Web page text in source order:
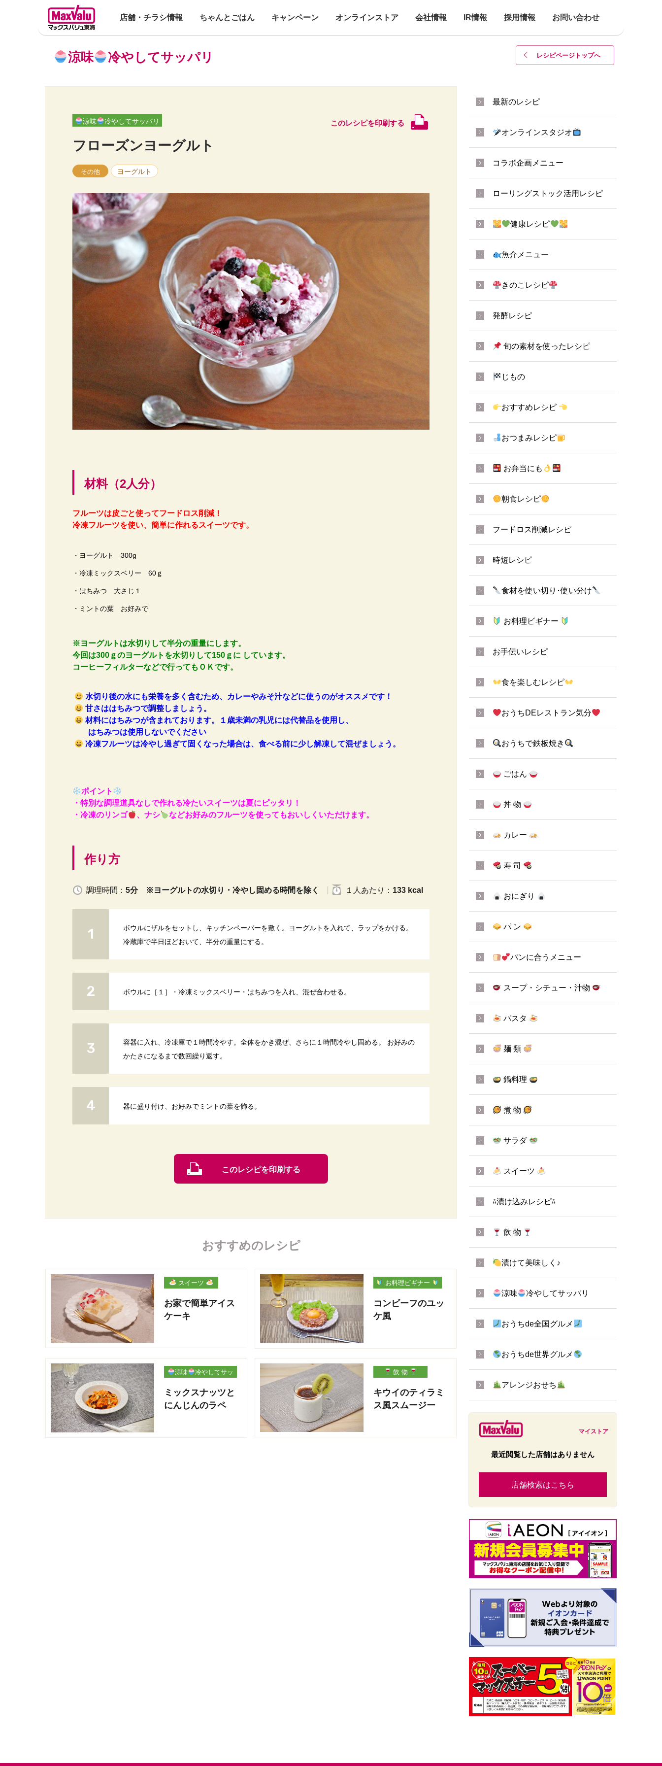
店舗・チラシ情報 ちゃんとごはん キャンペーン オンラインストア 会社情報 IR情報 採用情報 お問い合わせ
レシピページトップへ
涼味 冷やしてサッパリ
涼味 冷やしてサッパリ このレシピを印刷する
フローズンヨーグルト
その他 ヨーグルト
材料（2人分）
フルーツは皮ごと使ってフードロス削減！
冷凍フルーツを使い、簡単に作れるスイーツです。
・ヨーグルト 300g
・冷凍ミックスベリー 60ｇ
・はちみつ 大さじ１
・ミントの葉 お好みで
※ヨーグルトは水切りして半分の重量にします。
今回は300ｇのヨーグルトを水切りして150ｇに しています。
コーヒーフィルターなどで行ってもＯＫです。
水切り後の水にも栄養を多く含むため、カレーやみそ汁などに使うのがオススメです！
甘さははちみつで調整しましょう。
材料にはちみつが含まれております。１歳未満の乳児には代替品を使用し、
はちみつは使用しないでください
冷凍フルーツは冷やし過ぎて固くなった場合は、食べる前に少し解凍して混ぜましょう。
ポイント
・特別な調理道具なしで作れる冷たいスイーツは夏にピッタリ！
・冷凍のリンゴ
、ナシ などお好みのフルーツを使ってもおいしくいただけます。
作り方
調理時間： 5分 ※ヨーグルトの水切り・冷やし固める時間を除く １人 あたり ： 133 kcal
ボウルにザルをセットし、キッチンペーパーを敷く。ヨーグルトを入れて、ラップをかける。
冷蔵庫で半日ほどおいて、半分の重量にする。
ボウルに［１］・冷凍ミックスベリー・はちみつを入れ、混ぜ合わせる。
容器に入れ、冷凍庫で１時間冷やす。全体をかき混ぜ、さらに１時間冷やし固める。 お好みの
かたさになるまで数回繰り返す。
器に盛り付け、お好みでミントの葉を飾る。
このレシピを印刷する
おすすめのレシピ
スイーツ
お家で簡単アイス
ケーキ
お料理ビギナー
コンビーフのユッ
ケ風
涼味
冷やしてサッ
ミックスナッツと
にんじんのラペ
飲 物
キウイのティラミ
ス風スムージー
最新のレシピ
オンラインスタジオ
コラボ企画メニュー
ローリングストック活用レシピ
健康レシピ
魚介メニュー
きのこレシピ
発酵レシピ
旬の素材を使ったレシピ
じもの
おすすめレシピ
おつまみレシピ
お弁当にも
朝食レシピ
フードロス削減レシピ
時短レシピ
食材を使い切り･使い分け
お料理ビギナー
お手伝いレシピ
食を楽しむレシピ
おうちDEレストラン気分
おうちで鉄板焼き
ごはん
丼 物
カレー
寿 司
おにぎり
パ ン
パンに合うメニュー
スープ・シチュー・汁物
パスタ
麺 類
鍋料理
煮 物
サラダ
スイーツ
⁂漬け込みレシピ⁂
飲 物
漬けて美味しく♪
涼味 冷やしてサッパリ
おうちde全国グルメ
おうちde世界グルメ
アレンジおせち
マイストア
最近閲覧した店舗はありません
店舗検索はこちら